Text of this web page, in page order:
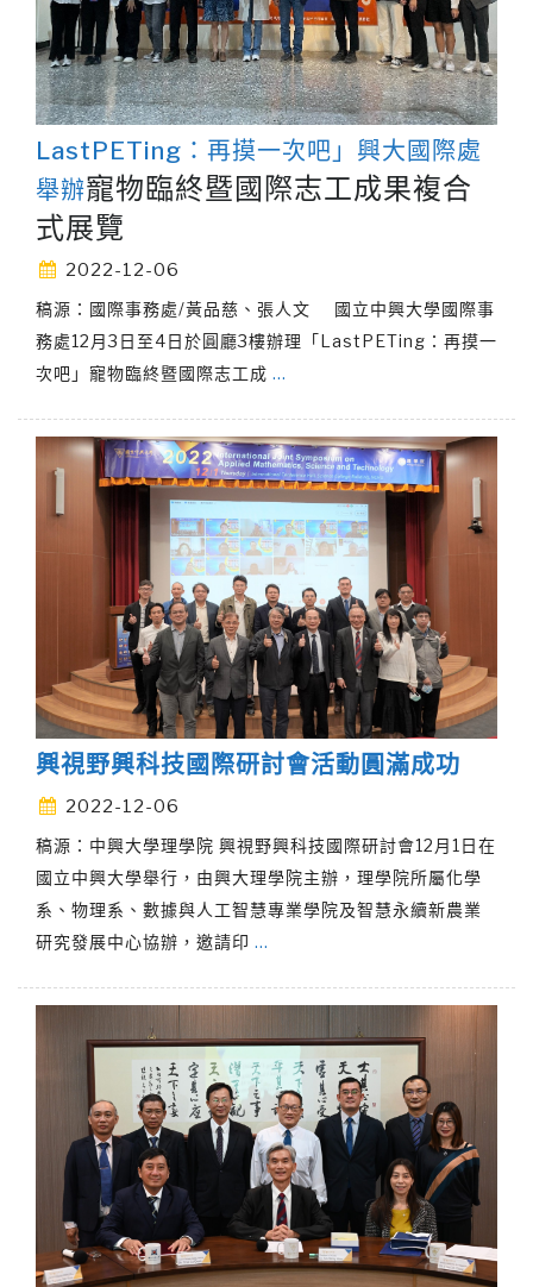
LastPETing：再摸一次吧」興大國際處
舉辦寵物臨終暨國際志工成果複合
式展覽
2022-12-06
稿源：國際事務處/黃品慈、張人文 國立中興大學國際事
務處12月3日至4日於圓廳3樓辦理「LastPETing：再摸一
次吧」寵物臨終暨國際志工成 …
興視野興科技國際研討會活動圓滿成功
2022-12-06
稿源：中興大學理學院 興視野興科技國際研討會12月1日在
國立中興大學舉行，由興大理學院主辦，理學院所屬化學
系、物理系、數據與人工智慧專業學院及智慧永續新農業
研究發展中心協辦，邀請印 …